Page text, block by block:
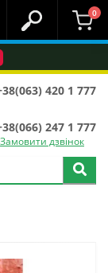
0
420 1 777
247 1 777
Замовити дзвінок